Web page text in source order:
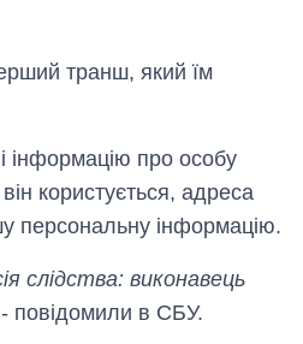
транш, який їм
інформацію про особу
користується, адреса
персональну інформацію.
слідства: виконавець
повідомили в СБУ.